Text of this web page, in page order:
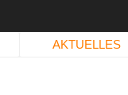
AKTUELLES